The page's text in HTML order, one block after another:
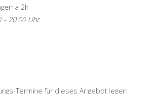
a 2h
– 20.00 Uhr
Termine für dieses Angebot legen